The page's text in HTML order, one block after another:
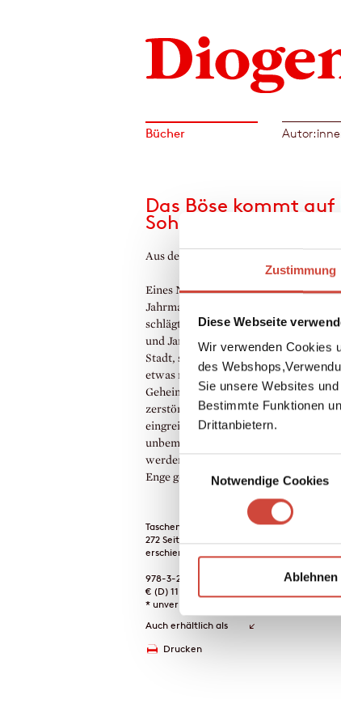
Zustimmung
Diese Webseite
Wir verwenden Cookies
des
Sie unsere Websites
Bestimmte Funktionen
Drittanbietern.
Einwilligungsauswahl
Notwendige Cookies
Ablehnen
Bücher
Das Böse kommt auf
Sohlen
Aus dem Amerikanischen von Norbert
Eines Nachts kommt heimlich und
Jahrmarkt in eine kleine Stadt in
schlägt seine Zelte auf. William »Bill«
und James »Jim« Nightshade, zwei
Stadt, spüren als Erste, dass mit dem
etwas nicht geheuer ist. Sie entdecken
Geheimnis eines Karussells, das auf
zerstörerische Weise in das Leben der
eingreift. Ihre Entdeckung bleibt nicht
unbemerkt: Auf leisen Sohlen, aber
werden die Jungen vom Bösen verfolgt
Enge getrieben.
Taschenbuch
272 Seiten
erschienen am 01. Januar 1981
978-3-257-20866-5
€ (D) 11.00 / sFr 15.00* / € (A) 11.40
* unverb. Preisempfehlung
Auch erhältlich als
Drucken